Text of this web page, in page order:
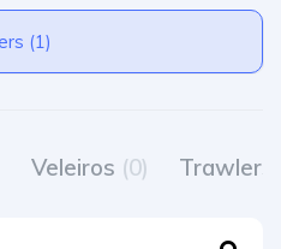
Filters (1)
Veleiros (0) Trawlers